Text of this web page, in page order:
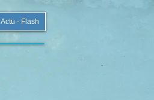
Actu - Flash